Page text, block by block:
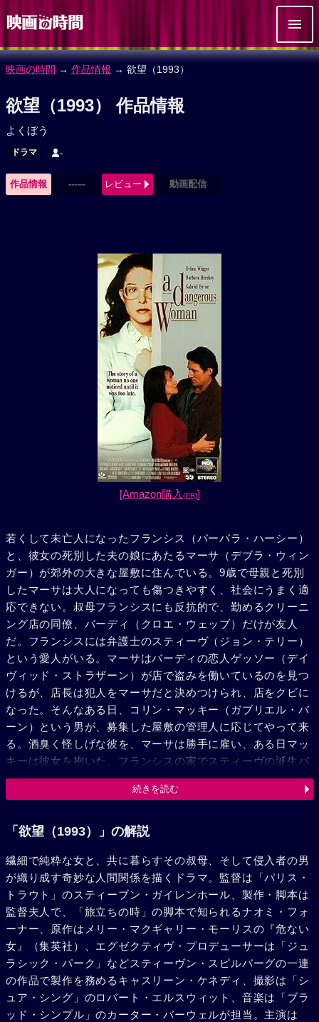
映画の時間 → 作品情報 → 欲望（1993）
欲望（1993） 作品情報
よくぼう
ドラマ -
作品情報 ------ レビュー 動画配信
[Amazon購入 (PR)]
若くして未亡人になったフランシス（バーバラ・ハーシー）
と、彼女の死別した夫の娘にあたるマーサ（デブラ・ウィン
ガー）が郊外の大きな屋敷に住んでいる。9歳で母親と死別
したマーサは大人になっても傷つきやすく、社会にうまく適
応できない。叔母フランシスにも反抗的で、勤めるクリーニ
ング店の同僚、バーディ（クロエ・ウェッブ）だけが友人
だ。フランシスには弁護士のスティーヴ（ジョン・テリー）
という愛人がいる。マーサはバーディの恋人ゲッソー（デイ
ヴィッド・ストラザーン）が店で盗みを働いているのを見つ
けるが、店長は犯人をマーサだと決めつけられ、店をクビに
なった。そんなある日、コリン・マッキー（ガブリエル・バ
ーン）という男が、募集した屋敷の管理人に応じてやって来
る。酒臭く怪しげな彼を、マーサは勝手に雇い、ある日マッ
キーは彼女を抱いた。フランシスの家でスティーヴの誕生パ
ーティが行われ、突然現われた妻のアニタを気遣うスティー
ヴの姿を見たフランシスは、その夜ひとり酒を飲み荒れる
ていた。翌朝、すっかり酔いも覚めたフランシスはマッキー
ど頭にない彼を見て、ショックを受けたマーサは、バーディ
の家へ行く。そこにはゲッソーがおり、彼はマーサを激しく
ののしり、逆上した彼女は果物ナイフでゲッソーを刺し殺し
てしまう。マーサは殺人の疑いで拘留されるが、その時マー
サは妊娠していた。彼女はマッキーに生まれてくる子供を育
ててくれと頼み、彼はフランシスに自分が父親だと告げる。
月日が流れ、フランシスとマッキーは歩けるようになった子
供を連れていつものように刑務所のマーサを訪れる。彼ら4
人には新しい関係が生まれていた。
続きを読む
「欲望（1993）」の解説
繊細で純粋な女と、共に暮らすその叔母、そして侵入者の男
が織り成す奇妙な人間関係を描くドラマ。監督は「パリス・
トラウト」のスティーブン・ガイレンホール、製作・脚本は
監督夫人で、「旅立ちの時」の脚本で知られるナオミ・フォ
ーナー、原作はメリー・マクギャリー・モーリスの『危ない
女』（集英社）、エグゼクティヴ・プロデューサーは「ジュ
ラシック・パーク」などスティーヴン・スピルバーグの一連
の作品で製作を務めるキャスリーン・ケネディ、撮影は「シ
ュア・シング」のロバート・エルスウィット、音楽は「ブラ
ッド・シンプル」のカーター・バーウェルが担当。主演は